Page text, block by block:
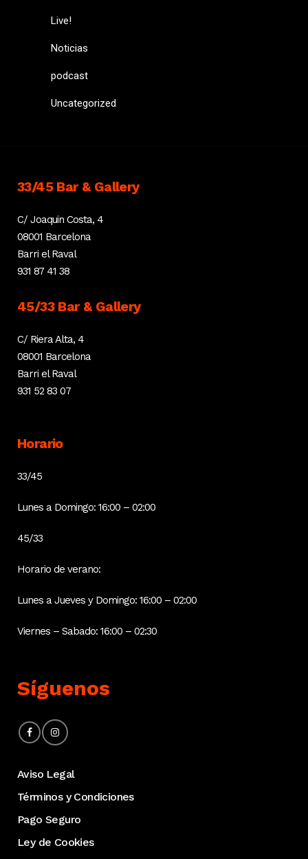
Live!
Noticias
podcast
Uncategorized
33/45 Bar & Gallery
C/ Joaquin Costa, 4
08001 Barcelona
Barri el Raval
931 87 41 38
45/33 Bar & Gallery
C/ Riera Alta, 4
08001 Barcelona
Barri el Raval
931 52 83 07
Horario
33/45
Lunes a Domingo: 16:00 – 02:00
45/33
Horario de verano:
Lunes a Jueves y Domingo: 16:00 – 02:00
Viernes – Sabado: 16:00 – 02:30
Síguenos
Aviso Legal
Términos y Condiciones
Pago Seguro
Ley de Cookies